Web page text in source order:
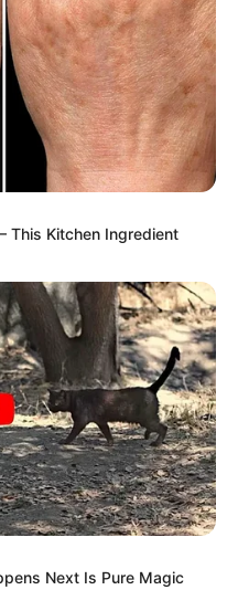
This Kitchen Ingredient
Next Is Pure Magic